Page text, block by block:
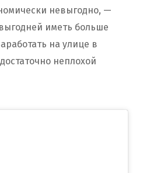
невыгодно, —
иметь больше
на улице в
неплохой